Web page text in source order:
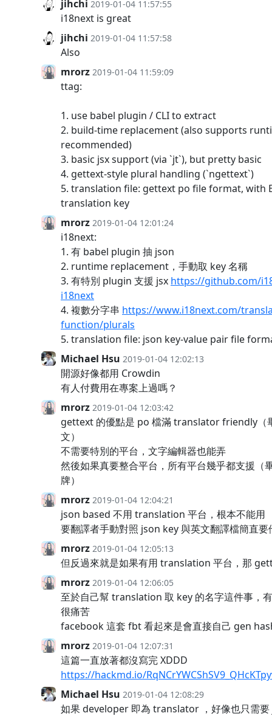
jihchi 2019-01-04 11:57:55
i18next is great
jihchi 2019-01-04 11:57:58
Also
mrorz 2019-01-04 11:59:09
ttag:
1. use babel plugin / CLI to extract
2. build-time replacement (also supports
recommended)
3. basic jsx support (via `jt`), but pretty basic
4. gettext-style plural handling (`ngettext`)
5. translation file: gettext po file format, with
translation key
mrorz 2019-01-04 12:01:24
i18next:
1. 有 babel plugin 抽 json
2. runtime replacement，手動取 key 名稱
3. 有特別 plugin 支援 jsx https://github.com/
i18next
4. 複數分字串 https://www.i18next.com/
function/plurals
5. translation file: json key-value pair file
Michael Hsu 2019-01-04 12:02:13
開源好像都用 Crowdin
有人付費用在專案上過嗎？
mrorz 2019-01-04 12:03:42
gettext 的優點是 po 檔滿 translator friendly（
文）
不需要特別的平台，文字編輯器也能弄
然後如果真要整合平台，所有平台幾乎都支援（
牌）
mrorz 2019-01-04 12:04:21
json based 不用 translation 平台，根本不能用
要翻譯者手動對照 json key 與英文翻譯檔簡直要
mrorz 2019-01-04 12:05:13
但反過來就是如果有用 translation 平台，那
mrorz 2019-01-04 12:06:05
至於自己幫 translation 取 key 的名字這件事，
很痛苦
facebook 這套 fbt 看起來是會直接自己 gen
mrorz 2019-01-04 12:07:31
這篇一直放著都沒寫完 XDDD
https://hackmd.io/
Michael Hsu 2019-01-04 12:08:29
如果 developer 即為 translator ，好像也只需